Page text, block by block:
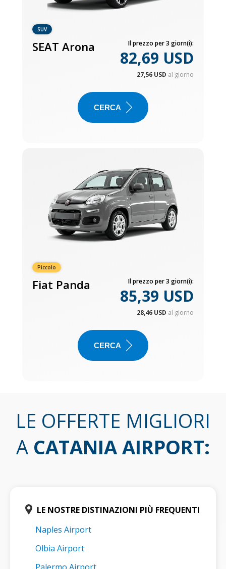
SUV
SEAT Arona Il prezzo per 3 giorn(i):
82,69 USD
27,56 USD al giorno
CERCA
Piccolo
Fiat Panda Il prezzo per 3 giorn(i):
85,39 USD
28,46 USD al giorno
CERCA
LE OFFERTE MIGLIORI
A CATANIA AIRPORT:
LE NOSTRE DISTINAZIONI PIÙ FREQUENTI
Naples Airport
Olbia Airport
Palermo Airport